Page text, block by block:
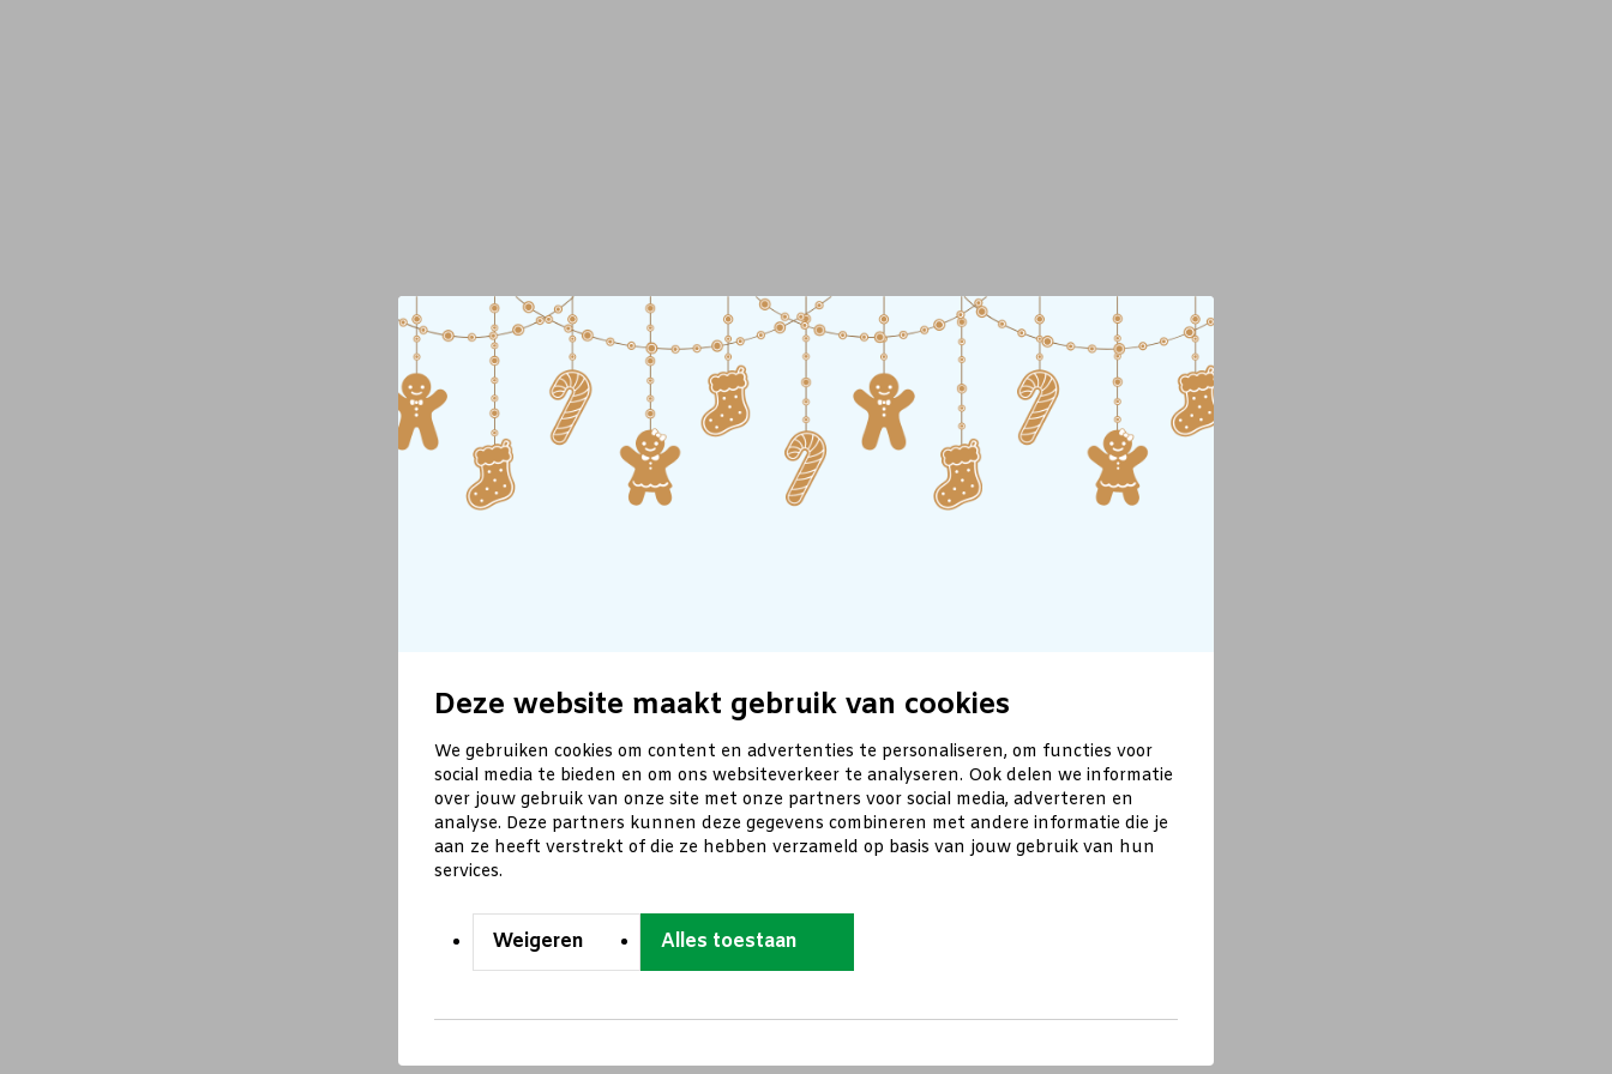
Deze website maakt gebruik van cookies
We gebruiken cookies om content en advertenties te personaliseren, om functies voor
social media te bieden en om ons websiteverkeer te analyseren. Ook delen we informatie
over jouw gebruik van onze site met onze partners voor social media, adverteren en
analyse. Deze partners kunnen deze gegevens combineren met andere informatie die je
aan ze heeft verstrekt of die ze hebben verzameld op basis van jouw gebruik van hun
services.
Weigeren Alles toestaan